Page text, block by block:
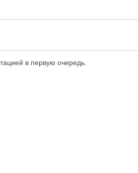
в первую очередь.